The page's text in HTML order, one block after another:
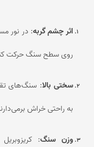
اثر چشم گربه: در نور
روی سطح سنگ حرکت
سختی بالا: سنگ‌های
به راحتی خراش
وزن سنگ: